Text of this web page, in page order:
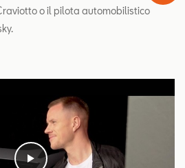
o il pilota automobilistico